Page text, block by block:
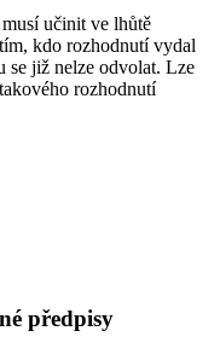
učinit ve lhůtě
kdo rozhodnutí vydal
se již nelze odvolat. Lze
rozhodnutí
předpisy